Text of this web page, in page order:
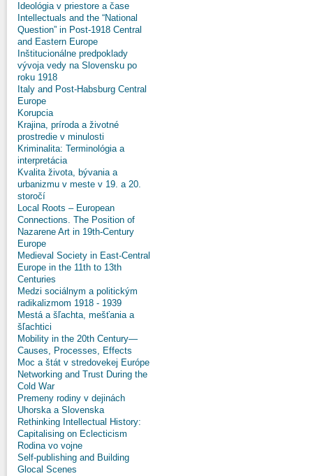
Ideológia v priestore a čase
Intellectuals and the “National
Question” in Post-1918 Central
and Eastern Europe
Inštitucionálne predpoklady
vývoja vedy na Slovensku po
roku 1918
Italy and Post-Habsburg Central
Europe
Korupcia
Krajina, príroda a životné
prostredie v minulosti
Kriminalita: Terminológia a
interpretácia
Kvalita života, bývania a
urbanizmu v meste v 19. a 20.
storočí
Local Roots – European
Connections. The Position of
Nazarene Art in 19th-Century
Europe
Medieval Society in East-Central
Europe in the 11th to 13th
Centuries
Medzi sociálnym a politickým
radikalizmom 1918 - 1939
Mestá a šľachta, mešťania a
šľachtici
Mobility in the 20th Century—
Causes, Processes, Effects
Moc a štát v stredovekej Európe
Networking and Trust During the
Cold War
Premeny rodiny v dejinách
Uhorska a Slovenska
Rethinking Intellectual History:
Capitalising on Eclecticism
Rodina vo vojne
Self-publishing and Building
Glocal Scenes